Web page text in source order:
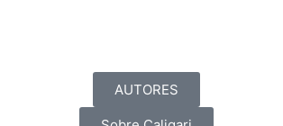
AUTORES